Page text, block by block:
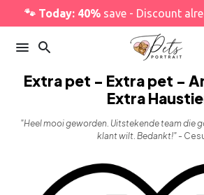
to
content
🐾 Today: 40% save - Discount
menu search
Extra pet - Extra pet -
Extra
"Heel mooi geworden. Uitstekende team die
klant wilt. Bedankt!" -